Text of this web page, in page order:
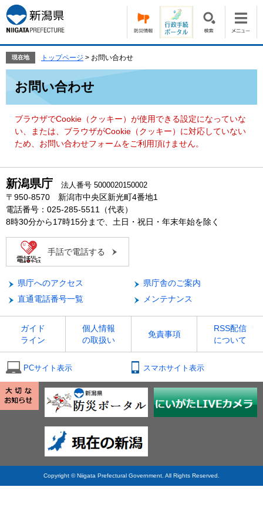
ー
ジ
の
頭
す。
ニ
ュ
ー
飛
て
現在地 トップページ > お問い合わせ
お問い合わせ
ブラウザでCookie（クッキー）が使用できる設定になっていな
い、または、ブラウザがCookie（クッキー）に対応していない
ため、お問い合わせフォームをご利用頂けません。
新潟県庁 法人番号 5000020150002
〒950-8570 新潟市中央区新光町4番地1
電話番号：025-285-5511（代表）
8時30分から17時15分まで、土日・祝日・年末年始を除く
手話で電話する
県庁へのアクセス
県庁舎のご案内
直通電話番号一覧
メンテナンス
ガイド
ライン
個人情報
の取扱い
免責事項
RSS配信
について
PCサイト表示 スマホサイト表示
Copyright © Niigata Prefectural Government. All Rights Reserved.